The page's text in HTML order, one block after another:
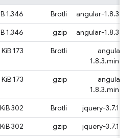
angular-1.8.3.js
Brotli
‫1,346 KiB
angular-1.8.3.js
gzip
‫1,346 KiB
angular-
1.8.3.min.js
Brotli
angular-
1.8.3.min.js
gzip
jquery-3.7.1.js
Brotli
jquery-3.7.1.js
gzip